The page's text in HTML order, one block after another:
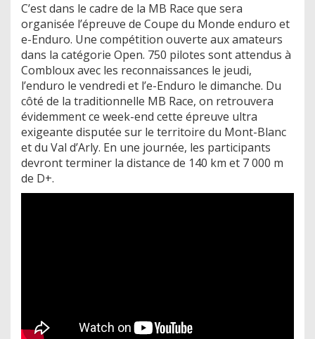
C’est dans le cadre de la MB Race que sera
organisée l’épreuve de Coupe du Monde enduro et
e-Enduro. Une compétition ouverte aux amateurs
dans la catégorie Open. 750 pilotes sont attendus à
Combloux avec les reconnaissances le jeudi,
l’enduro le vendredi et l’e-Enduro le dimanche. Du
côté de la traditionnelle MB Race, on retrouvera
évidemment ce week-end cette épreuve ultra
exigeante disputée sur le territoire du Mont-Blanc
et du Val d’Arly. En une journée, les participants
devront terminer la distance de 140 km et 7 000 m
de D+.